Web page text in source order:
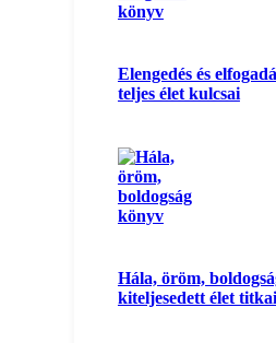
Elengedés és
teljes élet kulcsai
Hála, öröm,
kiteljesedett élet titkai